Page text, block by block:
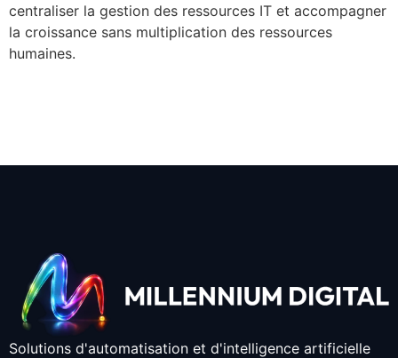
centraliser la gestion des ressources IT et accompagner
la croissance sans multiplication des ressources
humaines.
Solutions d'automatisation et d'intelligence artificielle